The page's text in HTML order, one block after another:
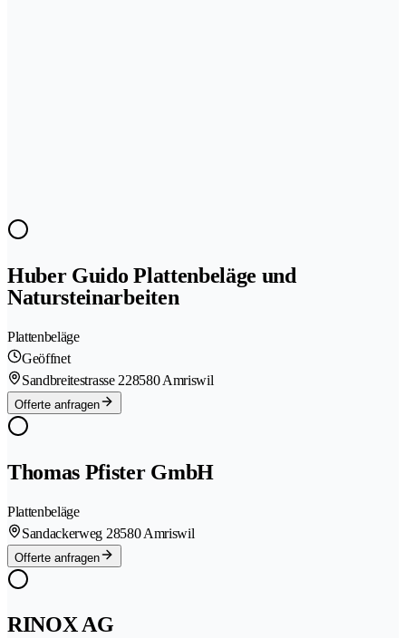
Huber Guido Plattenbeläge und
Natursteinarbeiten
Plattenbeläge
Geöffnet
Sandbreitestrasse 228580 Amriswil
Offerte anfragen
Thomas Pfister GmbH
Plattenbeläge
Sandackerweg 28580 Amriswil
Offerte anfragen
RINOX AG